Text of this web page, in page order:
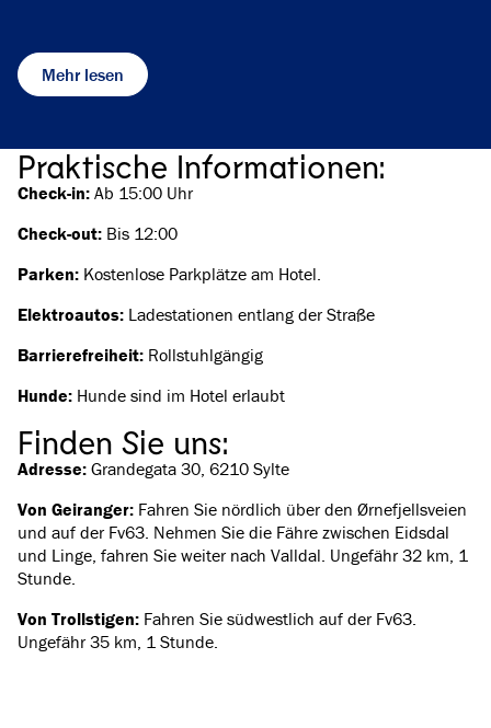
Mehr lesen
Praktische Informationen:
Check-in: Ab 15:00 Uhr
Check-out: Bis 12:00
Parken: Kostenlose Parkplätze am Hotel.
Elektroautos: Ladestationen entlang der Straße
Barrierefreiheit: Rollstuhlgängig
Hunde: Hunde sind im Hotel erlaubt
Finden Sie uns:
Adresse: Grandegata 30, 6210 Sylte
Von Geiranger: Fahren Sie nördlich über den Ørnefjellsveien
und auf der Fv63. Nehmen Sie die Fähre zwischen Eidsdal
und Linge, fahren Sie weiter nach Valldal. Ungefähr 32 km, 1
Stunde.
Von Trollstigen: Fahren Sie südwestlich auf der Fv63.
Ungefähr 35 km, 1 Stunde.